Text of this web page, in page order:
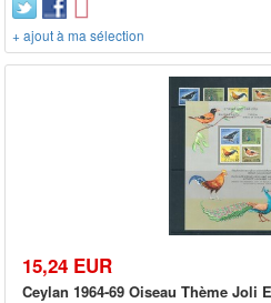
+ ajout à ma sélection
15,24 EUR
Ceylan 1964-69 Oiseau Thème Joli